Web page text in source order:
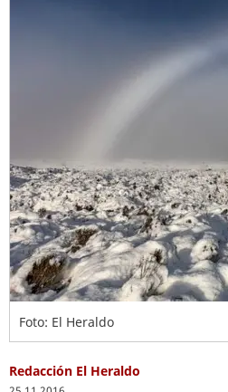
Foto: El Heraldo
Redacción El Heraldo